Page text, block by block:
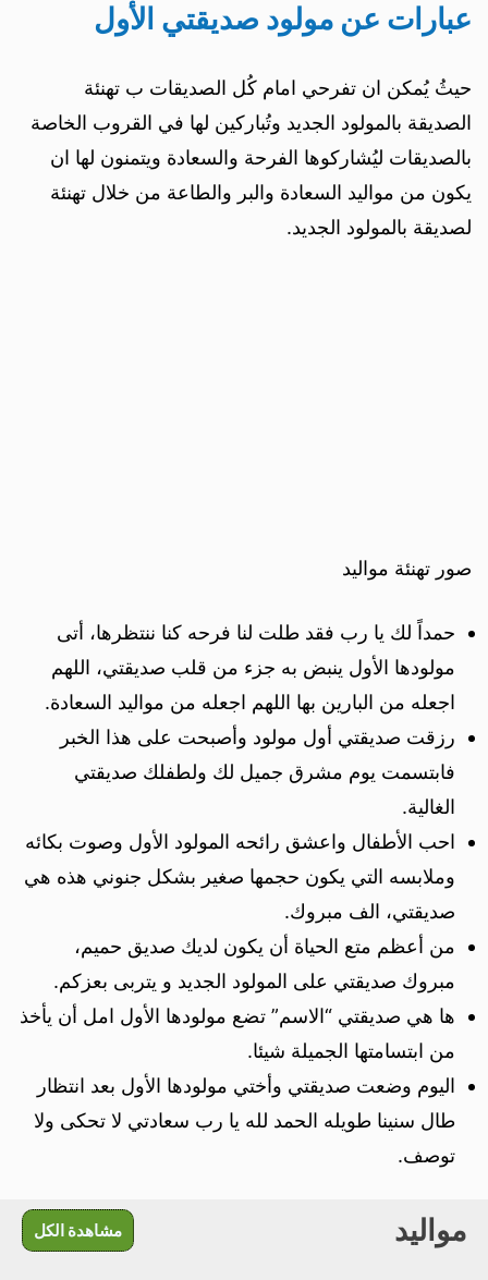
عبارات عن مولود صديقتي الأول
حيثُ يُمكن ان تفرحي امام كُل الصديقات ب تهنئة
الصديقة بالمولود الجديد وتُباركين لها في القروب الخاصة
بالصديقات ليُشاركوها الفرحة والسعادة ويتمنون لها ان
يكون من مواليد السعادة والبر والطاعة من خلال تهنئة
لصديقة بالمولود الجديد.
صور تهنئة مواليد
حمداً لك يا رب فقد طلت لنا فرحه كنا ننتظرها، أتى
مولودها الأول ينبض به جزء من قلب صديقتي، اللهم
اجعله من البارين بها اللهم اجعله من مواليد السعادة.
رزقت صديقتي أول مولود وأصبحت على هذا الخبر
فابتسمت يوم مشرق جميل لك ولطفلك صديقتي
الغالية.
احب الأطفال واعشق رائحه المولود الأول وصوت بكائه
وملابسه التي يكون حجمها صغير بشكل جنوني هذه هي
صديقتي، الف مبروك.
من أعظم متع الحياة أن يكون لديك صديق حميم،
مبروك صديقتي على المولود الجديد و يتربى بعزكم.
ها هي صديقتي “الاسم” تضع مولودها الأول امل أن يأخذ
من ابتسامتها الجميلة شيئا.
اليوم وضعت صديقتي وأختي مولودها الأول بعد انتظار
طال سنينا طويله الحمد لله يا رب سعادتي لا تحكى ولا
توصف.
مواليد مشاهدة الكل